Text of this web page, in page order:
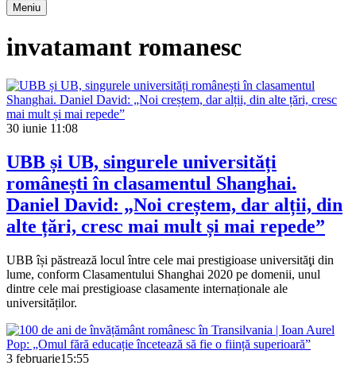
Meniu
invatamant romanesc
30 iunie 11:08
UBB și UB, singurele universități
românești în clasamentul Shanghai.
Daniel David: „Noi creștem, dar alții, din
alte țări, cresc mai mult și mai repede”
UBB își păstrează locul între cele mai prestigioase universităţi din
lume, conform Clasamentului Shanghai 2020 pe domenii, unul
dintre cele mai prestigioase clasamente internaționale ale
universităților.
3 februarie15:55